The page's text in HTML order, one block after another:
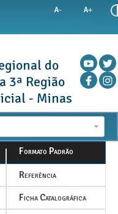
do
3ª Região
- Minas
Formato Padrão
Referência
Ficha Catalográfica